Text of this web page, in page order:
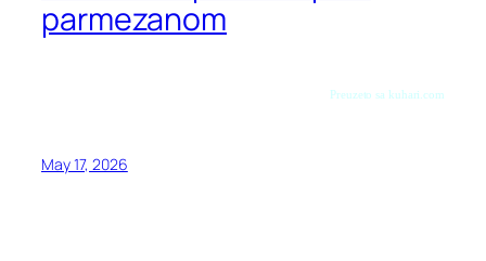
parmezanom
Preuzeto sa kuhari.com
May 17, 2026